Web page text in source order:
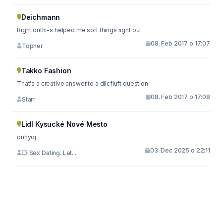
Deichmann
Right onthi-s helped me sort things right out.
Topher 08. Feb 2017 o 17:07
Takko Fashion
That's a creative answer to a dilcfiuft question
Starr 08. Feb 2017 o 17:08
Lidl Kysucké Nové Mesto
onhyoj
💥 Sex Dating. Let... 03. Dec 2025 o 22:11